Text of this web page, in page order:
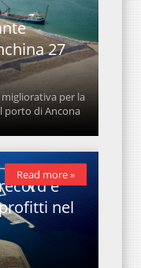
27
per la
porto di Ancona
e
nel
Read more »